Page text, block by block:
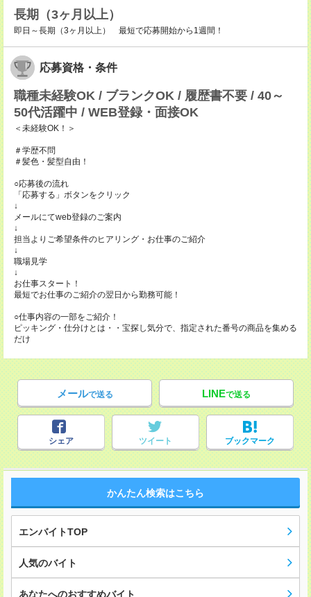
長期（3ヶ月以上）
即日～長期（3ヶ月以上） 最短で応募開始から1週間！
応募資格・条件
職種未経験OK / ブランクOK / 履歴書不要 / 40～
50代活躍中 / WEB登録・面接OK
＜未経験OK！＞
＃学歴不問
＃髪色・髪型自由！
○応募後の流れ
「応募する」ボタンをクリック
↓
メールにてweb登録のご案内
↓
担当よりご希望条件のヒアリング・お仕事のご紹介
↓
職場見学
↓
お仕事スタート！
最短でお仕事のご紹介の翌日から勤務可能！
○仕事内容の一部をご紹介！
ピッキング・仕分けとは・・宝探し気分で、指定された番号の商品を集める
だけ
メールで送る LINEで送る
シェア ツイート ブックマーク
かんたん検索はこちら
エンバイトTOP
人気のバイト
あなたへのおすすめバイト